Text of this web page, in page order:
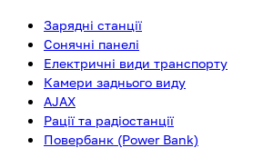
Зарядні станції
Сонячні панелі
Електричні види транспорту
Камери заднього виду
AJAX
Рації та радіостанції
Повербанк (Power Bank)